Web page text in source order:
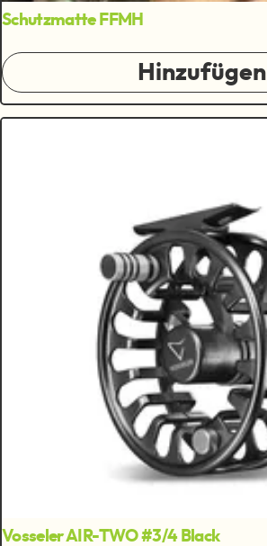
Schutzmatte FFMH
Hinzufügen
Vosseler AIR-TWO #3/4 Black